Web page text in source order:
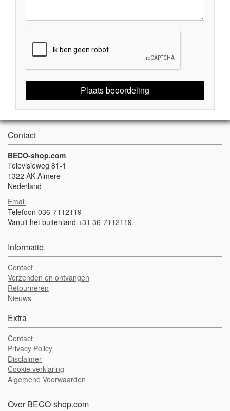
Plaats beoordeling
Contact
BECO-shop.com
Televisieweg 81-1
1322 AK Almere
Nederland
Email
Telefoon 036-7112119
Vanuit het buitenland +31 36-7112119
Informatie
Contact
Verzenden en ontvangen
Retourneren
Nieuws
Extra
Contact
Privacy Policy
Disclaimer
Cookie verklaring
Algemene Voorwaarden
Over BECO-shop.com